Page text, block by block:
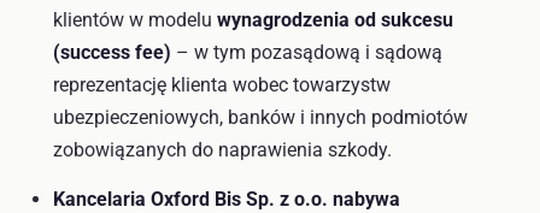
klientów w modelu wynagrodzenia od sukcesu
(success fee) – w tym pozasądową i sądową
reprezentację klienta wobec towarzystw
ubezpieczeniowych, banków i innych podmiotów
zobowiązanych do naprawienia szkody.
Kancelaria Oxford Bis Sp. z o.o. nabywa